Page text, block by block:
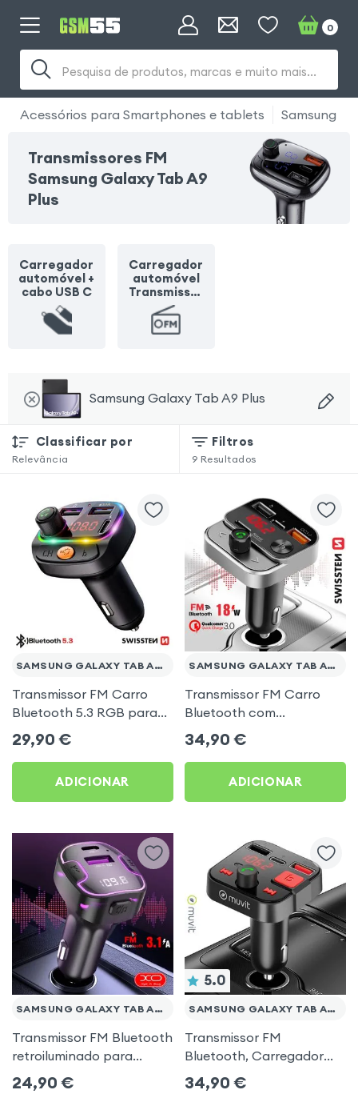
Pesquisa de produtos, marcas e muito mais...
0
Acessórios para Smartphones e tablets Samsung
Transmissores FM
Samsung Galaxy Tab A9
Plus
Carregador
automóvel +
cabo USB C
Carregador
automóvel
Transmissor
FM
Samsung Galaxy Tab A9 Plus
Classificar por
Relevância
Filtros
9 Resultados
SAMSUNG GALAXY TAB A9 PLUS
Transmissor FM Carro
Bluetooth 5.3 RGB para
Samsung Galaxy Tab A9
Plus
29,90 €
ADICIONAR
SAMSUNG GALAXY TAB A9 PLUS
Transmissor FM Carro
Bluetooth com
carregamento duplo de
música USB Preto
34,90 €
ADICIONAR
SAMSUNG GALAXY TAB A9 PLUS
Transmissor FM Bluetooth
retroiluminado para
automóvel com
carregamento USB C
24,90 €
5.0
SAMSUNG GALAXY TAB A9 PLUS
Transmissor FM
Bluetooth, Carregador
para automóvel Muvit
Preto para Samsung
34,90 €